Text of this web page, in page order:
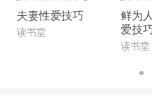
人住在北卡夏洛特
都会一起享用家庭聚餐。
夫妻性爱技巧
读书堂
鲜为
爱技
读书堂